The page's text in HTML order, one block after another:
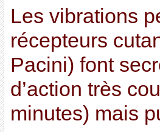
Les vibrations
récepteurs
Pacini) font
d’action très
minutes) mais